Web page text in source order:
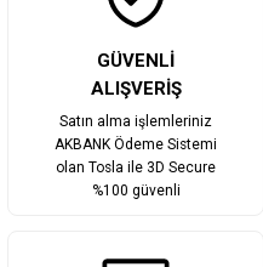
GÜVENLİ
ALIŞVERİŞ
Satın alma işlemleriniz
AKBANK Ödeme Sistemi
olan Tosla ile 3D Secure
%100 güvenli